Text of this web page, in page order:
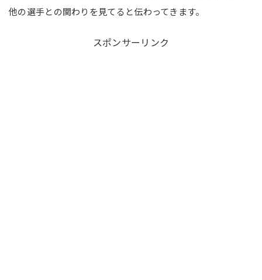
他の選手との関わりを見てると伝わってきます。
スポンサーリンク